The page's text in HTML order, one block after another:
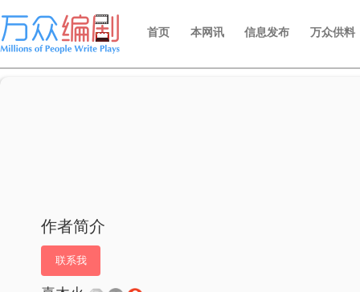
首页 本网讯 信息发布 万众供料
作者简介
联系我